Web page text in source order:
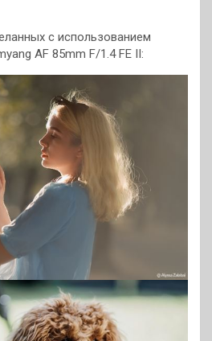
с использованием
AF 85mm F/1.4 FE II: